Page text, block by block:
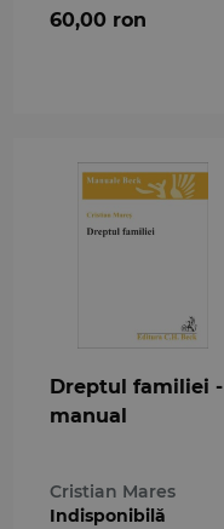
60,00 ron
Dreptul familiei -
manual
Cristian Mares
Indisponibilă